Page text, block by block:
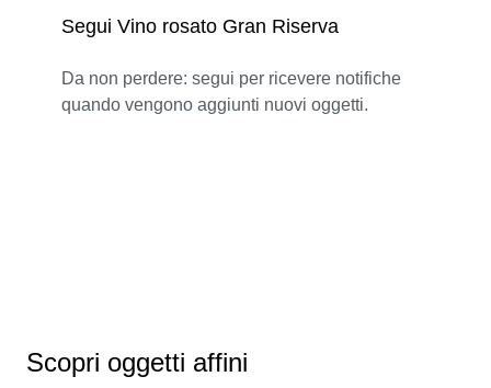
Segui Vino rosato Gran Riserva
Da non perdere: segui per ricevere notifiche
quando vengono aggiunti nuovi oggetti.
Scopri oggetti affini